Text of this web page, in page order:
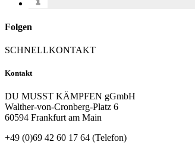
Folgen
SCHNELLKONTAKT
Kontakt
DU MUSST KÄMPFEN gGmbH
Walther-von-Cronberg-Platz 6
60594 Frankfurt am Main
+49 (0)69 42 60 17 64 (Telefon)